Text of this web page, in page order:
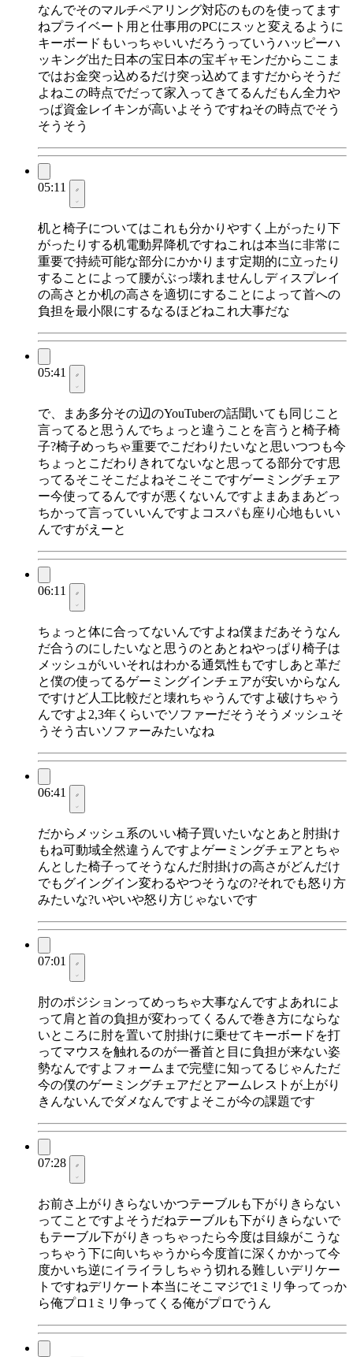
なんでそのマルチペアリング対応のものを使ってます
ねプライベート用と仕事用のPCにスッと変えるように
キーボードもいっちゃいいだろうっていうハッピーハ
ッキング出た日本の宝日本の宝ギャモンだからここま
ではお金突っ込めるだけ突っ込めてますだからそうだ
よねこの時点でだって家入ってきてるんだもん全力や
っぱ資金レイキンが高いよそうですねその時点でそう
そうそう
05:11
机と椅子についてはこれも分かりやすく上がったり下
がったりする机電動昇降机ですねこれは本当に非常に
重要で持続可能な部分にかかります定期的に立ったり
することによって腰がぶっ壊れませんしディスプレイ
の高さとか机の高さを適切にすることによって首への
負担を最小限にするなるほどねこれ大事だな
05:41
で、まあ多分その辺のYouTuberの話聞いても同じこと
言ってると思うんでちょっと違うことを言うと椅子椅
子?椅子めっちゃ重要でこだわりたいなと思いつつも今
ちょっとこだわりきれてないなと思ってる部分です思
ってるそこそこだよねそこそこですゲーミングチェア
ー今使ってるんですが悪くないんですよまあまあどっ
ちかって言っていいんですよコスパも座り心地もいい
んですがえーと
06:11
ちょっと体に合ってないんですよね僕まだあそうなん
だ合うのにしたいなと思うのとあとねやっぱり椅子は
メッシュがいいそれはわかる通気性もですしあと革だ
と僕の使ってるゲーミングインチェアが安いからなん
ですけど人工比較だと壊れちゃうんですよ破けちゃう
んですよ2,3年くらいでソファーだそうそうメッシュそ
うそう古いソファーみたいなね
06:41
だからメッシュ系のいい椅子買いたいなとあと肘掛け
もね可動域全然違うんですよゲーミングチェアとちゃ
んとした椅子ってそうなんだ肘掛けの高さがどんだけ
でもグイングイン変わるやつそうなの?それでも怒り方
みたいな?いやいや怒り方じゃないです
07:01
肘のポジションってめっちゃ大事なんですよあれによ
って肩と首の負担が変わってくるんで巻き方にならな
いところに肘を置いて肘掛けに乗せてキーボードを打
ってマウスを触れるのが一番首と目に負担が来ない姿
勢なんですよフォームまで完璧に知ってるじゃんただ
今の僕のゲーミングチェアだとアームレストが上がり
きんないんでダメなんですよそこが今の課題です
07:28
お前さ上がりきらないかつテーブルも下がりきらない
ってことですよそうだねテーブルも下がりきらないで
もテーブル下がりきっちゃったら今度は目線がこうな
っちゃう下に向いちゃうから今度首に深くかかって今
度かいち逆にイライラしちゃう切れる難しいデリケー
トですねデリケート本当にそこマジで1ミリ争ってっか
ら俺プロ1ミリ争ってくる俺がプロでうん